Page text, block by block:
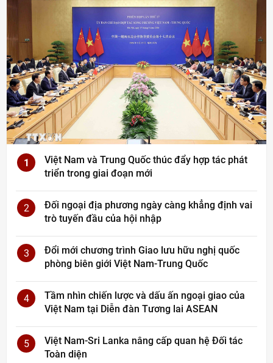
1
Việt Nam và Trung Quốc thúc đẩy hợp tác phát
triển trong giai đoạn mới
2
Đối ngoại địa phương ngày càng khẳng định vai
trò tuyến đầu của hội nhập
3
Đổi mới chương trình Giao lưu hữu nghị quốc
phòng biên giới Việt Nam-Trung Quốc
4
Tầm nhìn chiến lược và dấu ấn ngoại giao của
Việt Nam tại Diễn đàn Tương lai ASEAN
5
Việt Nam-Sri Lanka nâng cấp quan hệ Đối tác
Toàn diện